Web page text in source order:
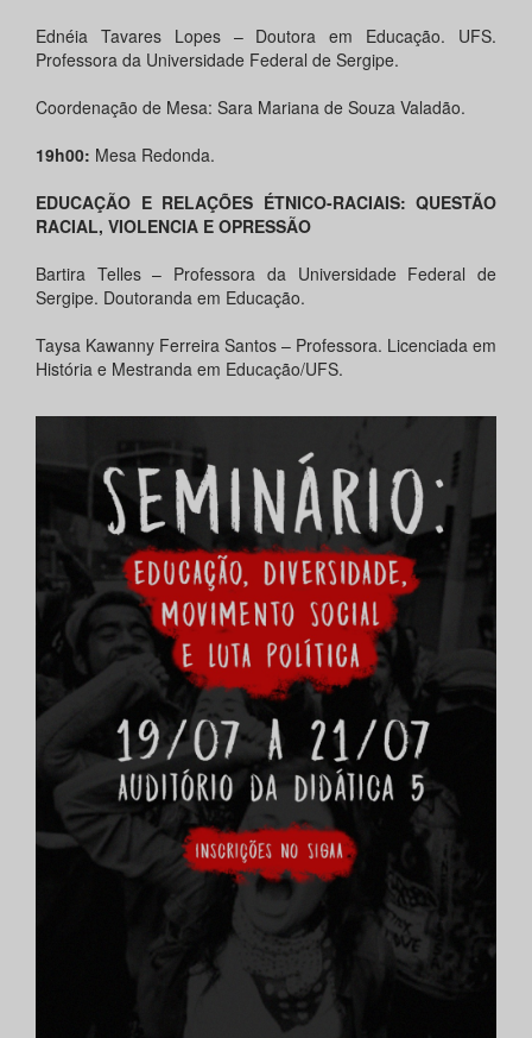
Ednéia Tavares Lopes – Doutora em Educação. UFS.
Professora da Universidade Federal de Sergipe.
Coordenação de Mesa: Sara Mariana de Souza Valadão.
19h00: Mesa Redonda.
EDUCAÇÃO E RELAÇÕES ÉTNICO-RACIAIS: QUESTÃO
RACIAL, VIOLENCIA E OPRESSÃO
Bartira Telles – Professora da Universidade Federal de
Sergipe. Doutoranda em Educação.
Taysa Kawanny Ferreira Santos – Professora. Licenciada em
História e Mestranda em Educação/UFS.